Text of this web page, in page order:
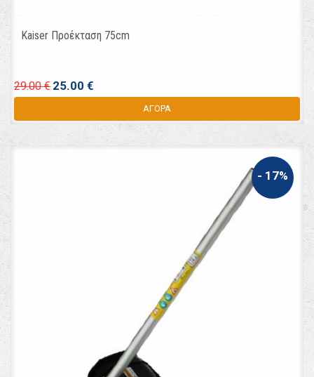
Kaiser Προέκταση 75cm
29.00 € 25.00 €
ΑΓΟΡΑ
- 17%